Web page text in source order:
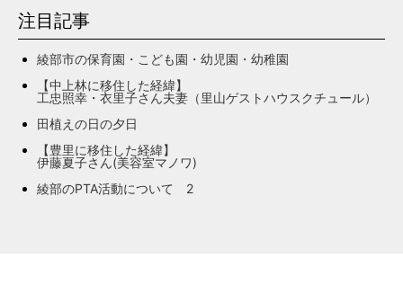
注目記事
綾部市の保育園・こども園・幼児園・幼稚園
【中上林に移住した経緯】
工忠照幸・衣里子さん夫妻（里山ゲストハウスクチュール）
田植えの日の夕日
【豊里に移住した経緯】
伊藤夏子さん(美容室マノワ)
綾部のPTA活動について 2